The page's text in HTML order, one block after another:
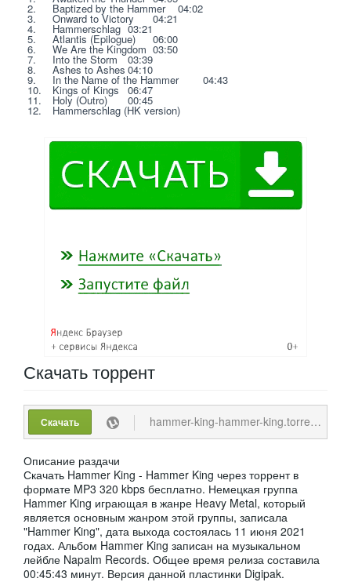
12.	Hammerschlag (HK version)
Скачатьторрент
Скачать hammer-king-hammer-king.torrent
Описание раздачи
Скачать Hammer King - Hammer King через торрент в
формате MP3 320 kbps бесплатно. Немецкая группа
Hammer King играющая в жанре Heavy Metal, который
является основным жанром этой группы, записала
"Hammer King", дата выхода состоялась 11 июня 2021
годах. Альбом Hammer King записан на музыкальном
лейбле Napalm Records. Общее время релиза составила
00:45:43 минут. Версия данной пластинки Digipak.